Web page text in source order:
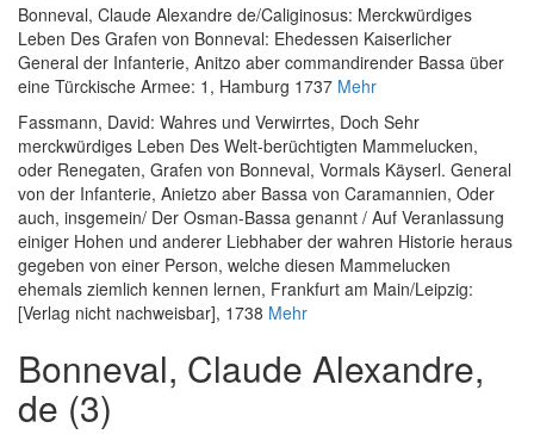
Bonneval, Claude Alexandre de/Caliginosus: Merckwürdiges
Leben Des Grafen von Bonneval: Ehedessen Kaiserlicher
General der Infanterie, Anitzo aber commandirender Bassa über
eine Türckische Armee: 1 , Hamburg 1737 Mehr
Fassmann, David: Wahres und Verwirrtes, Doch Sehr
merckwürdiges Leben Des Welt-berüchtigten Mammelucken,
oder Renegaten, Grafen von Bonneval, Vormals Käyserl. General
von der Infanterie, Anietzo aber Bassa von Caramannien, Oder
auch, insgemein/ Der Osman-Bassa genannt / Auf Veranlassung
einiger Hohen und anderer Liebhaber der wahren Historie heraus
gegeben von einer Person, welche diesen Mammelucken
ehemals ziemlich kennen lernen, Frankfurt am Main/Leipzig:
[Verlag nicht nachweisbar], 1738 Mehr
Bonneval, Claude Alexandre,
de (3)